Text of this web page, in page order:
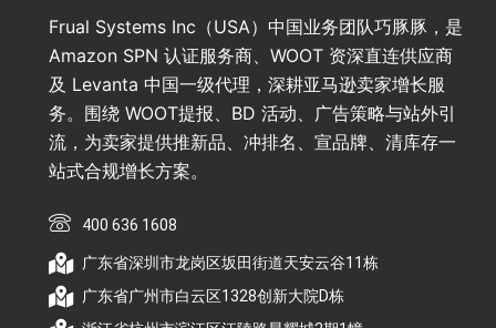
Frual Systems Inc（USA）中国业务团队巧豚豚，是
Amazon SPN 认证服务商、WOOT 资深直连供应商
及 Levanta 中国一级代理，深耕亚马逊卖家增长服
务。围绕 WOOT提报、BD 活动、广告策略与站外引
流，为卖家提供推新品、冲排名、宣品牌、清库存一
站式合规增长方案。
400 636 1608
广东省深圳市龙岗区坂田街道天安云谷11栋
广东省广州市白云区1328创新大院D栋